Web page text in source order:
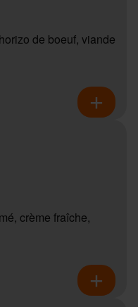
de boeuf, viande
crème fraîche,